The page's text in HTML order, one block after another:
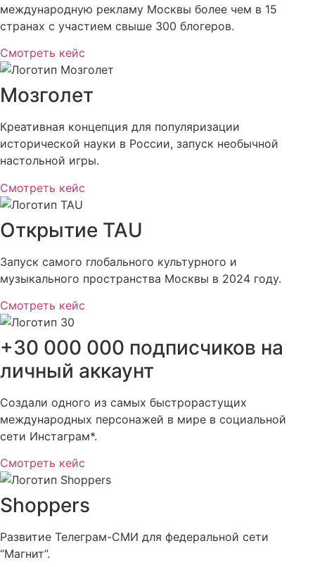
международную рекламу Москвы более чем в 15
странах с участием свыше 300 блогеров.
Смотреть кейс
Мозголет
Креативная концепция для популяризации
исторической науки в России, запуск необычной
настольной игры.
Смотреть кейс
Открытие TAU
Запуск самого глобального культурного и
музыкального пространства Москвы в 2024 году.
Смотреть кейс
+30 000 000 подписчиков на
личный аккаунт
Создали одного из самых быстрорастущих
международных персонажей в мире в социальной
сети Инстаграм*.
Смотреть кейс
Shoppers
Развитие Телеграм-СМИ для федеральной сети
“Магнит”.